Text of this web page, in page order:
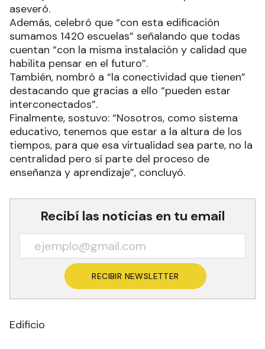
aseveró.
Además, celebró que “con esta edificación
sumamos 1420 escuelas” señalando que todas
cuentan “con la misma instalación y calidad que
habilita pensar en el futuro”.
También, nombró a “la conectividad que tienen”
destacando que gracias a ello “pueden estar
interconectados”.
Finalmente, sostuvo: “Nosotros, como sistema
educativo, tenemos que estar a la altura de los
tiempos, para que esa virtualidad sea parte, no la
centralidad pero sí parte del proceso de
enseñanza y aprendizaje”, concluyó.
Recibí las noticias en tu email
RECIBIR NEWSLETTER
Edificio